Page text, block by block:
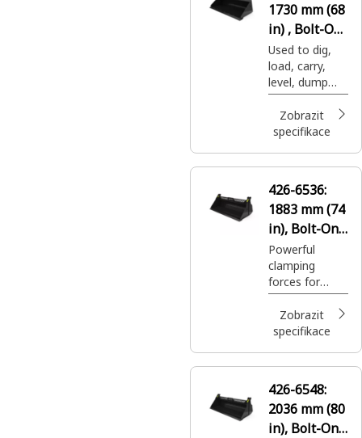
1730 mm (68
in) , Bolt-On
Cutting Edge
Used to dig,
load, carry,
level, dump
and grade in a
variety of
applications.
Zobrazit
specifikace
426-6536:
1883 mm (74
in), Bolt-On
Cutting Edge
Powerful
clamping
forces for
grasping large,
unusually
shaped
as trees and
debris.
Zobrazit
specifikace
426-6548:
2036 mm (80
in), Bolt-On